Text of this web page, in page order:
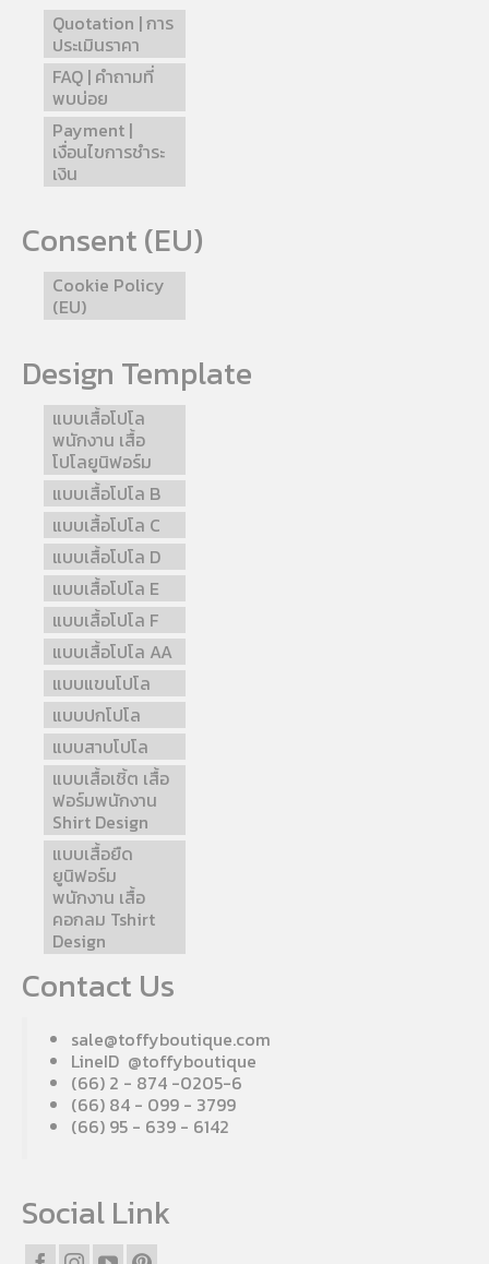
Quotation | การ
ประเมินราคา
FAQ | คำถามที่
พบบ่อย
Payment |
เงื่อนไขการชำระ
เงิน
Consent (EU)
Cookie Policy
(EU)
Design Template
แบบเสื้อโปโล
พนักงาน เสื้อ
โปโลยูนิฟอร์ม
แบบเสื้อโปโล B
แบบเสื้อโปโล C
แบบเสื้อโปโล D
แบบเสื้อโปโล E
แบบเสื้อโปโล F
แบบเสื้อโปโล AA
แบบแขนโปโล
แบบปกโปโล
แบบสาบโปโล
แบบเสื้อเชิ้ต เสื้อ
ฟอร์มพนักงาน
Shirt Design
แบบเสื้อยืด
ยูนิฟอร์ม
พนักงาน เสื้อ
คอกลม Tshirt
Design
Contact Us
sale@toffyboutique.com
LineID @toffyboutique
(66) 2 - 874 -0205-6
(66) 84 - 099 - 3799
(66) 95 - 639 - 6142
Social Link